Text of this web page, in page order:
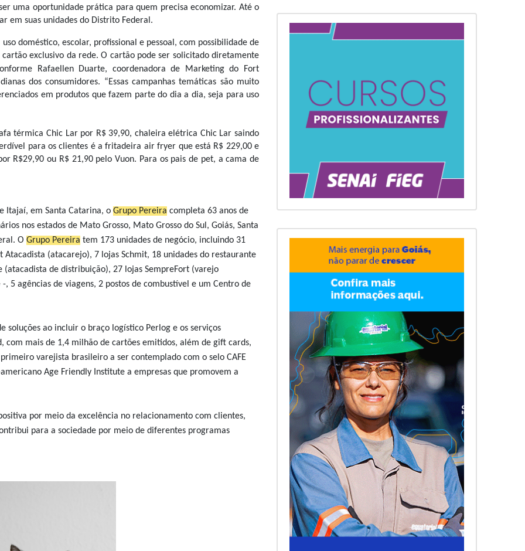
uma oportunidade prática para quem precisa economizar. Até o
em suas unidades do Distrito Federal.
doméstico, escolar, profissional e pessoal, com possibilidade de
exclusivo da rede. O cartão pode ser solicitado diretamente
Rafaellen Duarte, coordenadora de Marketing do Fort
dos consumidores. “Essas campanhas temáticas são muito
em produtos que fazem parte do dia a dia, seja para uso
térmica Chic Lar por R$ 39,90, chaleira elétrica Chic Lar saindo
para os clientes é a fritadeira air fryer que está R$ 229,00 e
R$29,90 ou R$ 21,90 pelo Vuon. Para os pais de pet, a cama de
Itajaí, em Santa Catarina, o Grupo Pereira completa 63 anos de
nos estados de Mato Grosso, Mato Grosso do Sul, Goiás, Santa
O Grupo Pereira tem 173 unidades de negócio, incluindo 31
(atacarejo), 7 lojas Schmit, 18 unidades do restaurante
de distribuição), 27 lojas SempreFort (varejo
agências de viagens, 2 postos de combustível e um Centro de
soluções ao incluir o braço logístico Perlog e os serviços
com mais de 1,4 milhão de cartões emitidos, além de gift cards,
varejista brasileiro a ser contemplado com o selo CAFE
Age Friendly Institute a empresas que promovem a
por meio da excelência no relacionamento com clientes,
para a sociedade por meio de diferentes programas